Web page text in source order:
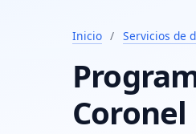
Inicio / Servicios de